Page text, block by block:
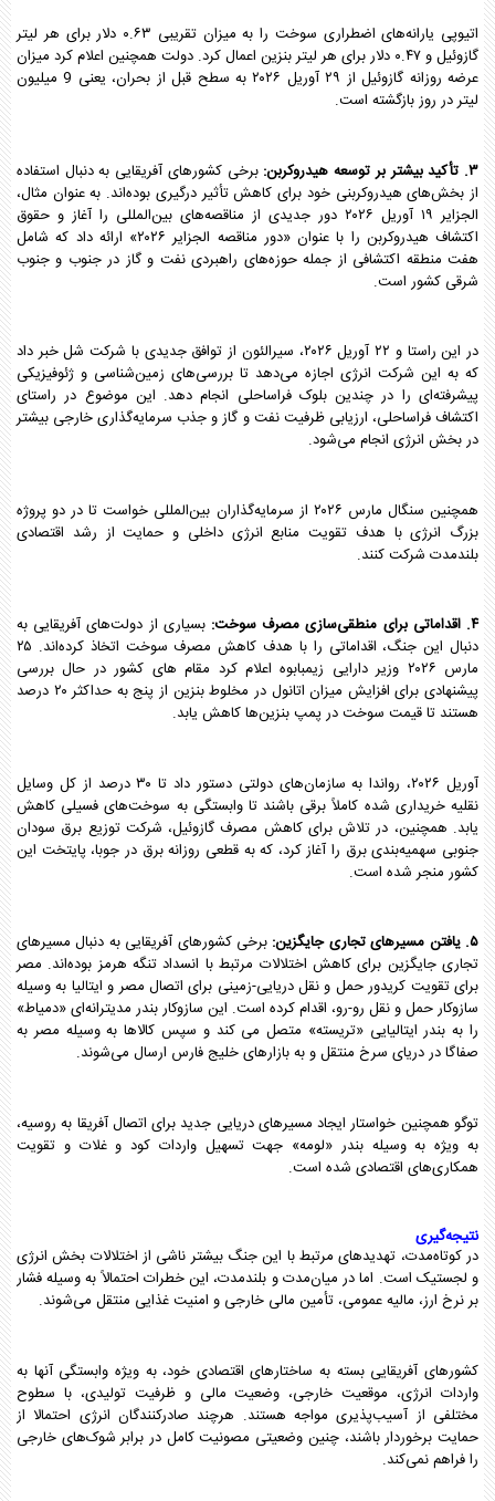
اتیوپی یارانه‌های اضطراری سوخت را به میزان تقریبی ۰.۶۳ دلار برای هر لیتر
گازوئیل و ۰.۴۷ دلار برای هر لیتر بنزین اعمال کرد. دولت همچنین اعلام کرد میزان
عرضه روزانه گازوئیل از ۲۹ آوریل ۲۰۲۶ به سطح قبل از بحران، یعنی 9 میلیون
لیتر در روز بازگشته است.
۳. تأکید بیشتر بر توسعه هیدروکربن:
برخی کشورهای آفریقایی به دنبال استفاده
از بخش‌های هیدروکربنی خود برای کاهش تأثیر درگیری بوده‌اند. به عنوان مثال،
الجزایر ۱۹ آوریل ۲۰۲۶ دور جدیدی از مناقصه‌های بین‌المللی را آغاز و حقوق
اکتشاف هیدروکربن را با عنوان «دور مناقصه الجزایر ۲۰۲۶» ارائه داد که شامل
هفت منطقه اکتشافی از جمله حوزه‌های راهبردی نفت و گاز در جنوب و جنوب
شرقی کشور است.
در این راستا و ۲۲ آوریل ۲۰۲۶، سیرالئون از توافق جدیدی با شرکت شل خبر داد
که به این شرکت انرژی اجازه می‌دهد تا بررسی‌های زمین‌شناسی و ژئوفیزیکی
پیشرفته‌ای را در چندین بلوک فراساحلی انجام دهد. این موضوع در راستای
اکتشاف فراساحلی، ارزیابی ظرفیت نفت و گاز و جذب سرمایه‌گذاری خارجی بیشتر
در بخش انرژی انجام می‌شود.
همچنین سنگال مارس ۲۰۲۶ از سرمایه‌گذاران بین‌المللی خواست تا در دو پروژه
بزرگ انرژی با هدف تقویت منابع انرژی داخلی و حمایت از رشد اقتصادی
بلندمدت شرکت کنند.
۴. اقداماتی برای منطقی‌سازی مصرف سوخت:
بسیاری از دولت‌های آفریقایی به
دنبال این جنگ، اقداماتی را با هدف کاهش مصرف سوخت اتخاذ کرده‌اند. ۲۵
مارس ۲۰۲۶ وزیر دارایی زیمبابوه اعلام کرد مقام های کشور در حال بررسی
پیشنهادی برای افزایش میزان اتانول در مخلوط بنزین از پنج به حداکثر ۲۰ درصد
هستند تا قیمت سوخت در پمپ بنزین‌ها کاهش یابد.
آوریل ۲۰۲۶، رواندا به سازمان‌های دولتی دستور داد تا ۳۰ درصد از کل وسایل
نقلیه خریداری شده کاملاً برقی باشند تا وابستگی به سوخت‌های فسیلی کاهش
یابد. همچنین، در تلاش برای کاهش مصرف گازوئیل، شرکت توزیع برق سودان
جنوبی سهمیه‌بندی برق را آغاز کرد، که به قطعی روزانه برق در جوبا، پایتخت این
کشور منجر شده است.
۵. یافتن مسیرهای تجاری جایگزین:
برخی کشورهای آفریقایی به دنبال مسیرهای
تجاری جایگزین برای کاهش اختلالات مرتبط با انسداد تنگه هرمز بوده‌اند. مصر
برای تقویت کریدور حمل و نقل دریایی-زمینی برای اتصال مصر و ایتالیا به وسیله
سازوکار حمل و نقل رو-رو، اقدام کرده است. این سازوکار بندر مدیترانه‌ای «دمیاط»
را به بندر ایتالیایی «تریسته» متصل می کند و سپس کالاها به وسیله مصر به
صفاگا در دریای سرخ منتقل و به بازارهای خلیج فارس ارسال می‌شوند.
توگو همچنین خواستار ایجاد مسیرهای دریایی جدید برای اتصال آفریقا به روسیه،
به ویژه به وسیله بندر «لومه» جهت تسهیل واردات کود و غلات و تقویت
همکاری‌های اقتصادی شده است.
نتیجه‌گیری
در کوتاه‌مدت، تهدیدهای مرتبط با این جنگ بیشتر ناشی از اختلالات بخش‌ انرژی
و لجستیک است. اما در میان‌مدت و بلندمدت، این خطرات احتمالاً به وسیله فشار
بر نرخ ارز، مالیه عمومی، تأمین مالی خارجی و امنیت غذایی منتقل می‌شوند.
کشورهای آفریقایی بسته به ساختارهای اقتصادی خود، به ویژه وابستگی آنها به
واردات انرژی، موقعیت خارجی، وضعیت مالی و ظرفیت تولیدی، با سطوح
مختلفی از آسیب‌پذیری مواجه هستند. هرچند صادرکنندگان انرژی احتمالا از
حمایت برخوردار باشند، چنین وضعیتی مصونیت کامل در برابر شوک‌های خارجی
را فراهم نمی‌کند.